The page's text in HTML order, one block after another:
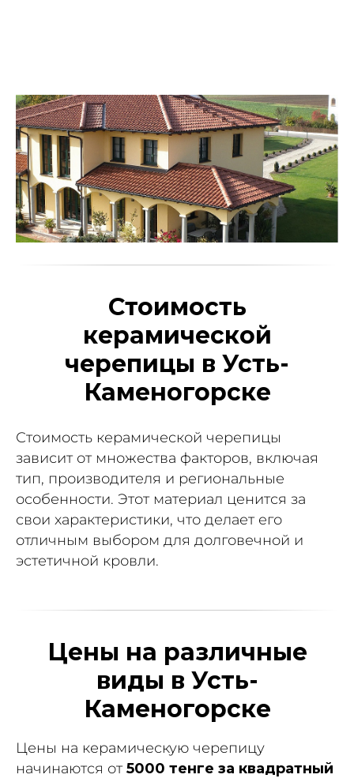
Стоимость
керамической
черепицы в Усть-
Каменогорске
Стоимость керамической черепицы
зависит от множества факторов, включая
тип, производителя и региональные
особенности. Этот материал ценится за
свои характеристики, что делает его
отличным выбором для долговечной и
эстетичной кровли.
Цены на различные
виды в Усть-
Каменогорске
Цены на керамическую черепицу
начинаются от 5000 тенге за квадратный